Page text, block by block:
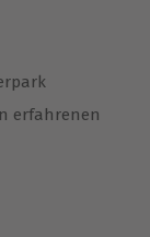
erfahrenen